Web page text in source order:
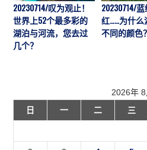
20230714/叹为观止！
世界上52个最多彩的
湖泊与河流，您去过
几个？
20230714/
红……为什么
不同的颜色？
2026年 8
日
一 二 三